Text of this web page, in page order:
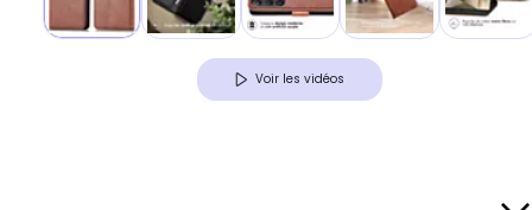
Voir les vidéos